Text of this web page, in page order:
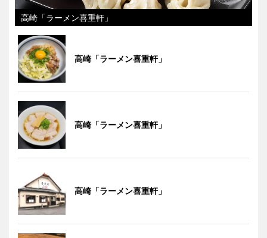
高崎「ラーメン喜重軒」
高崎「ラーメン喜重軒」
高崎「ラーメン喜重軒」
高崎「ラーメン喜重軒」